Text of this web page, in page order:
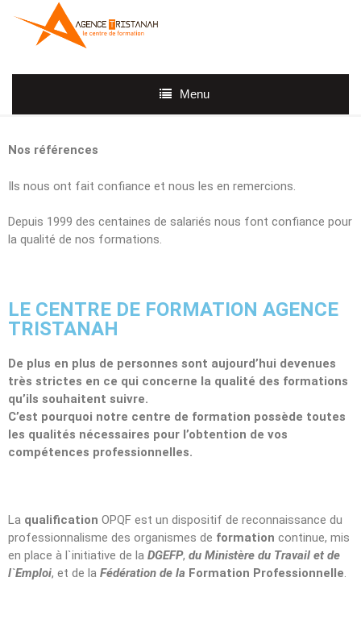
Menu
Nos références
Ils nous ont fait confiance et nous les en remercions.
Depuis 1999 des centaines de salariés nous font confiance pour
la qualité de nos formations.
LE CENTRE DE FORMATION AGENCE
TRISTANAH
De plus en plus de personnes sont aujourd’hui devenues
très strictes en ce qui concerne la qualité des formations
qu’ils souhaitent suivre.
C’est pourquoi notre centre de formation possède toutes
les qualités nécessaires pour l’obtention de vos
compétences professionnelles.
La qualification OPQF est un dispositif de reconnaissance du
professionnalisme des organismes de formation continue, mis
en place à l`initiative de la DGEFP, du Ministère du Travail et de
l`Emploi, et de la Fédération de la Formation Professionnelle.